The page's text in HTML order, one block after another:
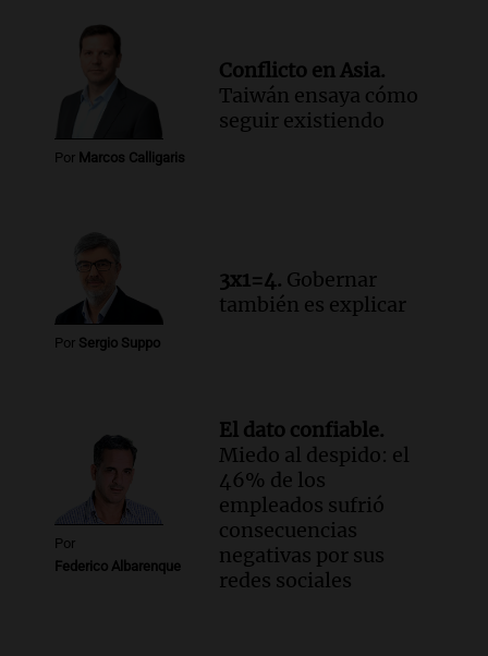
Episodios
Audio.
Santa Fe, segunda provincia con
más femicidios del país, según informe
de Casa del Encuentro
Panorama Federal
Episodios
Procrear en la provincia
Panorama Federal
Episodios
Por Marcos Calligaris
Conflicto en Asia.
Taiwán ensaya cómo
seguir existiendo
Por Sergio Suppo
3x1=4. Gobernar
también es explicar
Por
Federico Albarenque
El dato confiable.
Miedo al despido: el
46% de los
empleados sufrió
consecuencias
negativas por sus
redes sociales